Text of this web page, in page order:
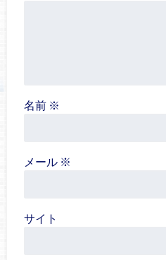
名前 ※
メール ※
サイト